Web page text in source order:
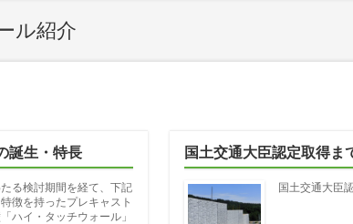
ル紹介
誕生・特長
る検討期間を経て、下記
徴を持ったプレキャスト
ハイ・タッチウォール」
国土交通大臣認定取得ま
国土交通大臣